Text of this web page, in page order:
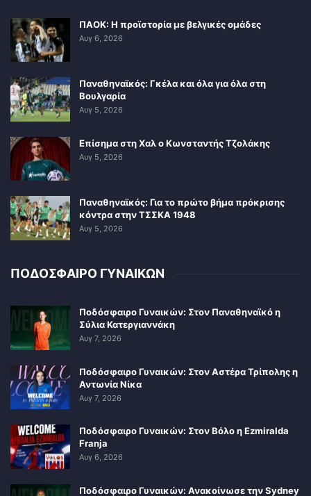
ΠΑΟΚ: Η προϊστορία με βελγικές ομάδες
Αυγ 6, 2026
Παναθηναϊκός: Γκέλα και όλα για όλα στη
Βουλγαρία
Αυγ 5, 2026
Επίσημα στη Χαλ ο Κωνσταντής Τζολάκης
Αυγ 5, 2026
Παναθηναϊκός: Για το πρώτο βήμα πρόκρισης
κόντρα στην ΤΣΣΚΑ 1948
Αυγ 5, 2026
ΠΟΔΟΣΦΑΙΡΟ ΓΥΝΑΙΚΩΝ
Ποδόσφαιρο Γυναικών: Στον Παναθηναϊκό η
Σύλια Κατεργιαννάκη
Αυγ 7, 2026
Ποδόσφαιρο Γυναικών: Στον Αστέρα Τρίπολης η
Αντωνία Νίκα
Αυγ 7, 2026
Ποδόσφαιρο Γυναικών: Στον Βόλο η Ezmiralda
Franja
Αυγ 6, 2026
Ποδόσφαιρο Γυναικών: Ανακοίνωσε την Sydney